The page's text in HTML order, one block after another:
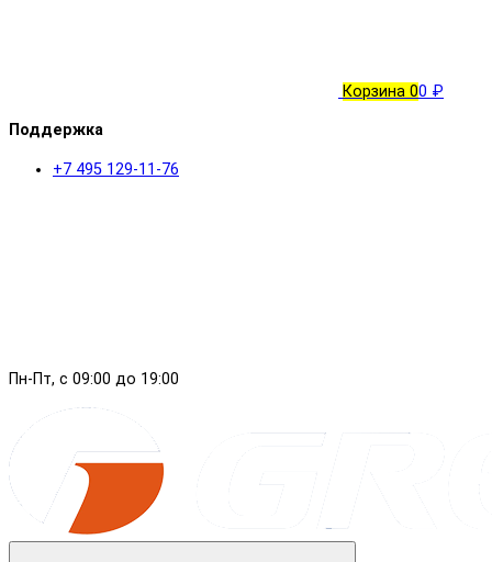
Корзина 00 ₽
Поддержка
+7 495 129-11-76
Пн-Пт, с 09:00 до 19:00